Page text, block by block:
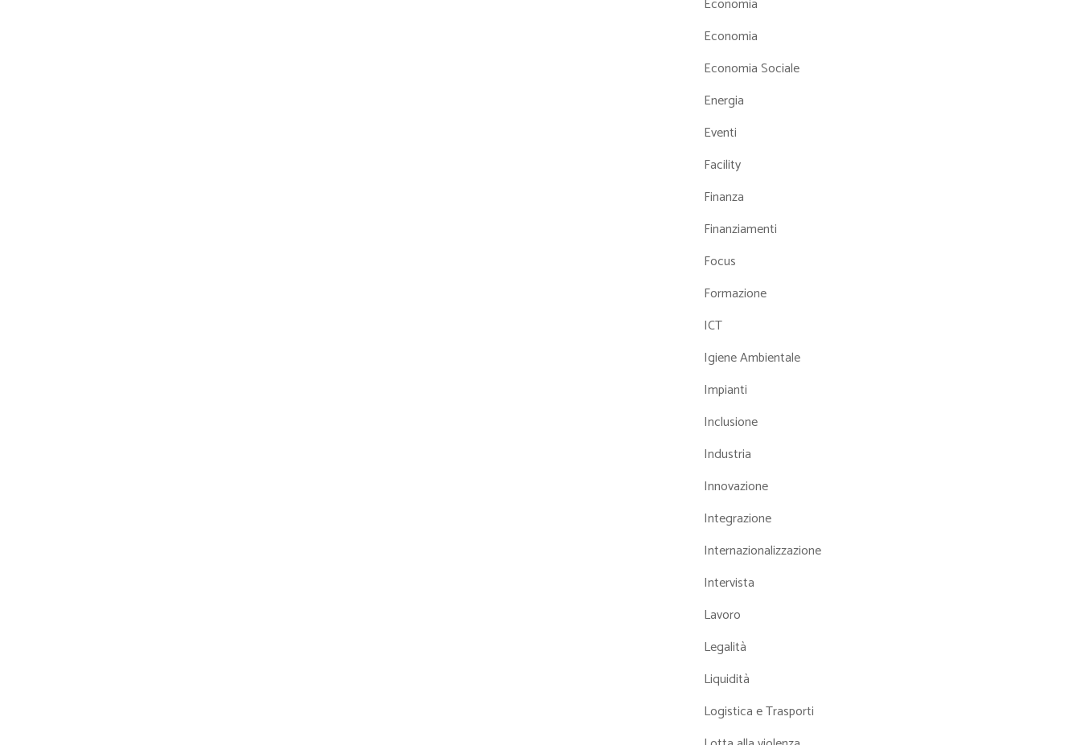
Economia
Economia
Economia Sociale
Energia
Eventi
Facility
Finanza
Finanziamenti
Focus
Formazione
ICT
Igiene Ambientale
Impianti
Inclusione
Industria
Innovazione
Integrazione
Internazionalizzazione
Intervista
Lavoro
Legalità
Liquidità
Logistica e Trasporti